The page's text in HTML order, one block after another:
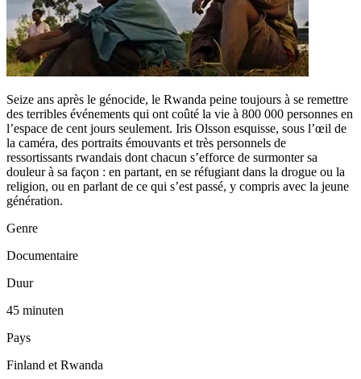
Seize ans après le génocide, le Rwanda peine toujours à se remettre
des terribles événements qui ont coûté la vie à 800 000 personnes en
l’espace de cent jours seulement. Iris Olsson esquisse, sous l’œil de
la caméra, des portraits émouvants et très personnels de
ressortissants rwandais dont chacun s’efforce de surmonter sa
douleur à sa façon : en partant, en se réfugiant dans la drogue ou la
religion, ou en parlant de ce qui s’est passé, y compris avec la jeune
génération.
Genre
Documentaire
Duur
45 minuten
Pays
Finland et Rwanda